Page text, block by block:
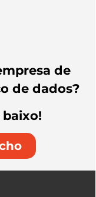
de
de dados?